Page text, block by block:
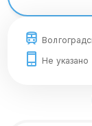
Не указано